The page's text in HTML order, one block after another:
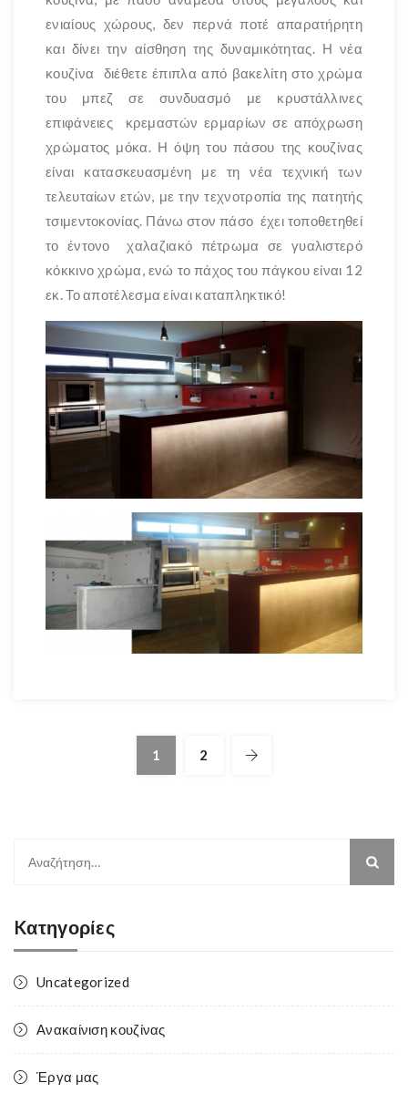
ενιαίους χώρους, δεν περνά ποτέ απαρατήρητη
και δίνει την αίσθηση της δυναμικότητας. Η νέα
κουζίνα διέθετε έπιπλα από βακελίτη στο χρώμα
του μπεζ σε συνδυασμό με κρυστάλλινες
επιφάνειες κρεμαστών ερμαρίων σε απόχρωση
χρώματος μόκα. Η όψη του πάσου της κουζίνας
είναι κατασκευασμένη με τη νέα τεχνική των
τελευταίων ετών, με την τεχνοτροπία της πατητής
τσιμεντοκονίας. Πάνω στον πάσο έχει τοποθετηθεί
το έντονο χαλαζιακό πέτρωμα σε γυαλιστερό
κόκκινο χρώμα, ενώ το πάχος του πάγκου είναι 12
εκ. Το αποτέλεσμα είναι καταπληκτικό!
1 2
Kατηγορίες
Uncategorized
Ανακαίνιση κουζίνας
Έργα μας